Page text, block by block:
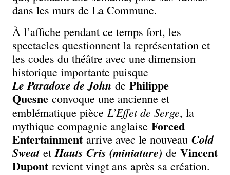
dans les murs de La Commune.
À l’affiche pendant ce temps fort, les
spectacles questionnent la représentation et
les codes du théâtre avec une dimension
historique importante puisque
Le Paradoxe de John de Philippe
Quesne convoque une ancienne et
emblématique pièce L’Effet de Serge, la
mythique compagnie anglaise Forced
Entertainment arrive avec le nouveau Cold
Sweat et Hauts Cris (miniature) de Vincent
Dupont revient vingt ans après sa création.